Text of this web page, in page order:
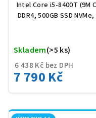
Intel Core i5-8400T (9M
DDR4, 500GB SSD
6 438 Kč bez DPH
7 790 Kč
Skladem(>5 ks)